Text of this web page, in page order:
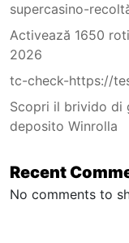
supercasino-
Activează 1650
2026
tc-check-https://
Scopri il brivido di
deposito Winrolla
Recent
No comments to